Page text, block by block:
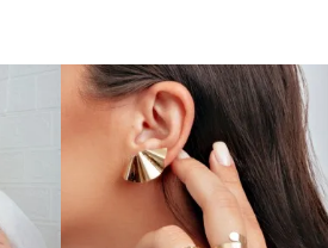
verde. Os designs são
básicas existem opções
que ela usa no